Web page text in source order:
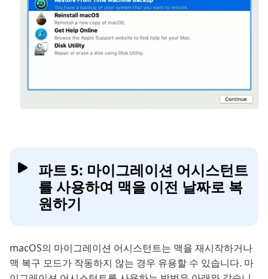
파트 5: 마이그레이션 어시스턴트
를 사용하여 맥을 이전 날짜로 복
원하기
macOS의 마이그레이션 어시스턴트는 맥을 재시작하거나
맥 복구 모드가 작동하지 않는 경우 유용할 수 있습니다. 마